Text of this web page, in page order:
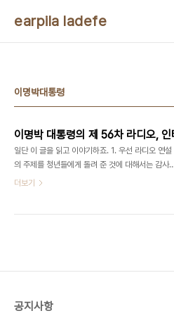
earpila ladefe
이명박대통령
일단 이 글을 읽고 이야기하죠. 1. 우선 라디오 연설
의 주제를 청년들에게 돌려 준 것에 대해서는 감사
게 생각한다. 어차피 청년에게는 관심도 안 기울이는
들과 청년들, 나아가 대다수의 국민들에게 별로 좋은
더보기
공지사항